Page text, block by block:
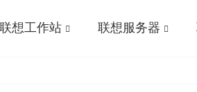
联想工作站 联想服务器